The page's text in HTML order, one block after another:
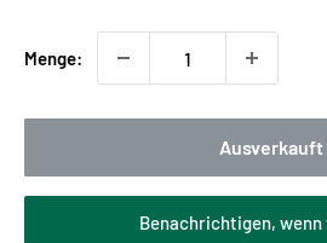
Menge:
Ausverkauft
Benachrichtigen,